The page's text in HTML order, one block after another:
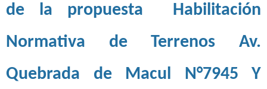
de la propuesta Habilitación
Normativa de Terrenos Av.
Quebrada de Macul N°7945 Y